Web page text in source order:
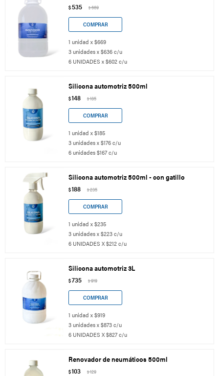
$535 $669
1 unidad x $669
3 unidades x $636 c/u
6 UNIDADES x $602 c/u
Silicona automotriz 500ml
$148 $185
1 unidad x $185
3 unidades x $176 c/u
6 unidades $167 c/u
Silicona automotriz 500ml - con gatillo
$188 $235
1 unidad x $235
3 unidades x $223 c/u
6 UNIDADES X $212 c/u
Silicona automotriz 3L
$735 $919
1 unidad x $919
3 unidades x $873 c/u
6 UNIDADES X $827 c/u
Renovador de neumáticos 500ml
$103 $129